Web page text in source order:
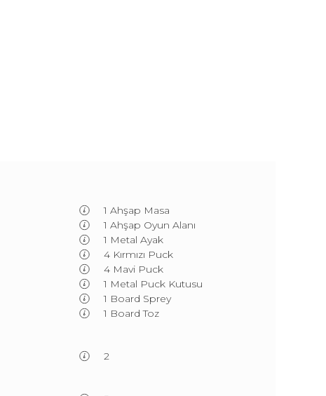
1 Ahşap Masa
1 Ahşap Oyun Alanı
1 Metal Ayak
4 Kırmızı Puck
4 Mavi Puck
1 Metal Puck Kutusu
1 Board Sprey
1 Board Toz
2